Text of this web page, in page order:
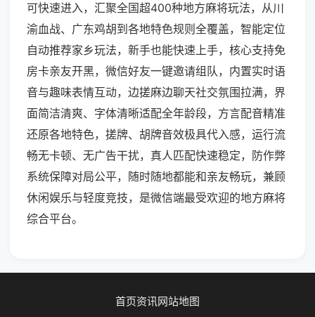
可快速进入，汇聚全国超400种地方麻将玩法，从川
渝血战、广东鸡胡到各地特色规则全覆盖，智能定位
自动推荐家乡玩法，新手也能快速上手，核心支持免
房卡亲友开黑，微信好友一键邀请组队，内置实时语
音与趣味表情互动，边搓麻边聊天社交氛围拉满，界
面简洁清爽、字体清晰适配全年龄段，方言配音精准
还原各地特色，搓牌、胡牌音效极具代入感，运行流
畅无卡顿、无广告干扰，真人匹配快速稳定，防作弊
系统保障对局公平，随时随地都能和亲友畅玩，兼顾
休闲娱乐与轻度竞技，是微信端最受欢迎的地方麻将
综合平台。
首页资讯网站地图